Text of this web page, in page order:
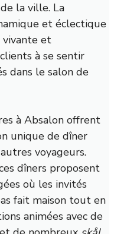
la ville. La
et éclectique
vivante et
à se sentir
dans le salon de
à Absalon offrent
unique de dîner
voyageurs.
dîners proposent
où les invités
fait maison tout en
animées avec de